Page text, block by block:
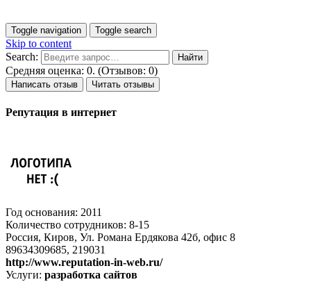
Toggle navigation Toggle search
Skip to content
Search:
Средняя оценка: 0. (Отзывов: 0)
Написать отзыв Читать отзывы
Репутация в интернет
Год основания: 2011
Количество сотрудников: 8-15
Россия, Киров, Ул. Романа Ердякова 42б, офис 8
89634309685, 219031
http://www.reputation-in-web.ru/
Услуги: разработка сайтов